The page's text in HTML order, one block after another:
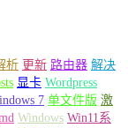
析 更新 路由器 解决
显卡 Wordpress
7 单文件版 激
Windows Win11系